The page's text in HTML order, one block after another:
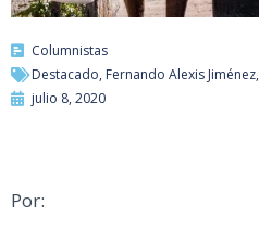
Columnistas
Destacado, Fernando Alexis Jiménez,
julio 8, 2020
Por: